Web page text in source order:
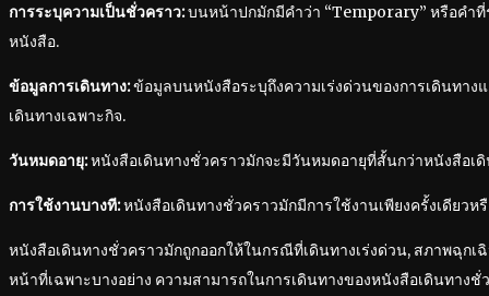
การระบุความเป็นชั่วคราว:บนหน้าปกมักมีคำว่า “Temporary” หรือคำ
หนังสือ.
ข้อมูลการเดินทาง:ข้อมูลบนหนังสือระบุถึงความเร่งด่วนของการเดินทาง
เดินทางเฉพาะกิจ.
วันหมดอายุ:หนังสือเดินทางชั่วคราวมักจะมีวันหมดอายุที่สั้นกว่าหนังสือเ
การใช้งานบางที:หนังสือเดินทางชั่วคราวมักมีการใช้งานเพียงครั้งเดียวห
หนังสือเดินทางชั่วคราวมักถูกออกให้ในกรณีที่เดินทางเร่งด่วน, สภาพฉุกเฉิ
หน้าที่เฉพาะบางอย่าง ความสามารถในการเดินทางของหนังสือเดินทาง